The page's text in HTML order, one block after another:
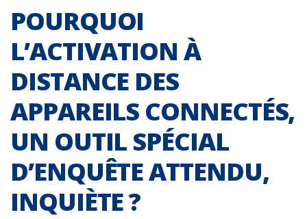
POURQUOI
L’ACTIVATION À
DISTANCE DES
APPAREILS CONNECTÉS,
UN OUTIL SPÉCIAL
D’ENQUÊTE ATTENDU,
INQUIÈTE ?